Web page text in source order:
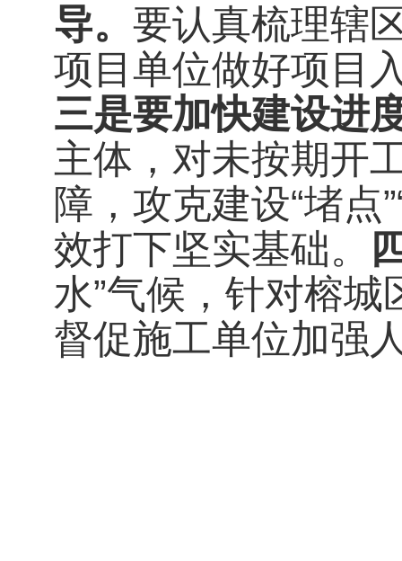
导。 要认真梳理辖
项目单位做好项目
三是要加快建设进
主体，对未按期开
障，攻克建设“堵点
效打下坚实基础。
水”气候，针对榕
督促施工单位加强